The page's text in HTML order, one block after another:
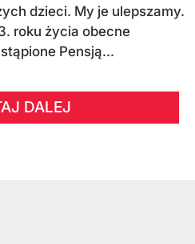
dzieci. My je ulepszamy.
roku życia obecne
Pensją...
DALEJ